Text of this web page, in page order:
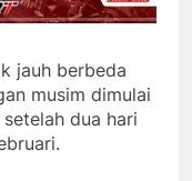
jauh berbeda
musim dimulai
dua hari